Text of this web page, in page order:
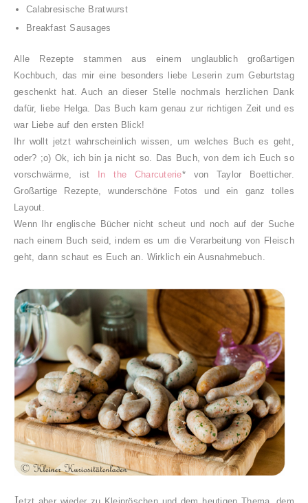
Calabresische Bratwurst
Breakfast Sausages
Alle Rezepte stammen aus einem unglaublich großartigen
Kochbuch, das mir eine besonders liebe Leserin zum Geburtstag
geschenkt hat. Auch an dieser Stelle nochmals herzlichen Dank
dafür, liebe Helga. Das Buch kam genau zur richtigen Zeit und es
war Liebe auf den ersten Blick!
Ihr wollt jetzt wahrscheinlich wissen, um welches Buch es geht,
oder? ;o) Ok, ich bin ja nicht so. Das Buch, von dem ich Euch so
vorschwärme, ist
In the Charcuterie* von Taylor Boetticher.
Großartige Rezepte, wunderschöne Fotos und ein ganz tolles
Layout.
Wenn Ihr englische Bücher nicht scheut und noch auf der Suche
nach einem Buch seid, indem es um die Verarbeitung von Fleisch
geht, dann schaut es Euch an. Wirklich ein Ausnahmebuch.
J